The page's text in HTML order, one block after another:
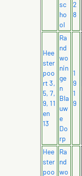
sc
ho
ol
2
8
Hee
ster
poo
rt 3,
5, 7,
9, 11
en
13
Ra
nd
wo
nin
ge
n
Bla
uw
e
Do
rp
1
9
1
9
Hee
ster
poo
Ra
nd
wo